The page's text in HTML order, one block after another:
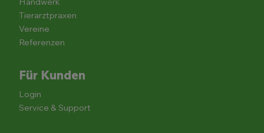
Tierarztpraxen
Vereine
Referenzen
Für Kunden
Login
Service & Support